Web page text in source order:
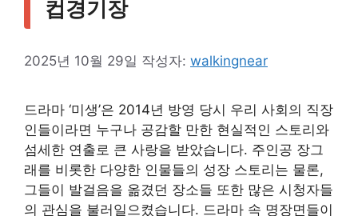
컵경기장
2025년 10월 29일 작성자: walkingnear
드라마 ‘미생’은 2014년 방영 당시 우리 사회의 직장
인들이라면 누구나 공감할 만한 현실적인 스토리와
섬세한 연출로 큰 사랑을 받았습니다. 주인공 장그
래를 비롯한 다양한 인물들의 성장 스토리는 물론,
그들이 발걸음을 옮겼던 장소들 또한 많은 시청자들
의 관심을 불러일으켰습니다. 드라마 속 명장면들이